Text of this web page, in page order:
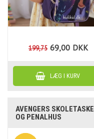
199,75 69,00 DKK
AVENGERS SKOLETASKE
OG PENALHUS